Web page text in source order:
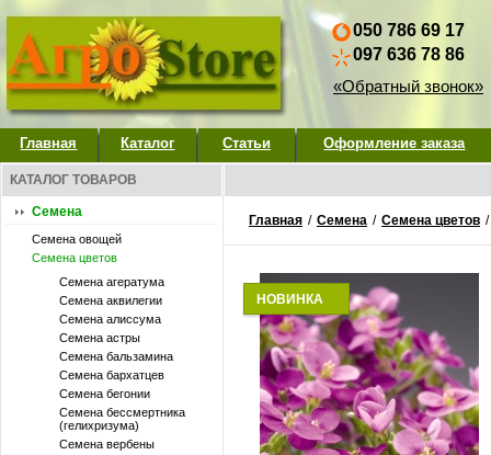
050 786 69 17
097 636 78 86
«Обратный звонок»
Главная Каталог Статьи Оформление заказа
КАТАЛОГ ТОВАРОВ
Семена
Семена овощей
Семена цветов
Семена агератума
Семена аквилегии
Семена алиссума
Семена астры
Семена бальзамина
Семена бархатцев
Семена бегонии
Семена бессмертника
(гелихризума)
Семена вербены
Главная / Семена / Семена цветов /
НОВИНКА